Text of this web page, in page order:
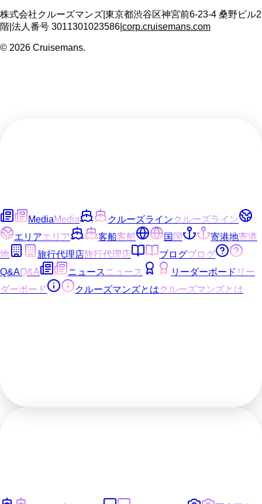
株式会社クルーズマンズ 東京都渋谷区神宮前6-23-4 桑野ビル2
階 法人番号 3011301023586 corp.cruisemans.com
© 2026 Cruisemans.
MediaMedia クルーズラインクルーズライン
エリアエリア 客船客船 国国 寄港地寄港
地
旅行代理店旅行代理店 ブログブログ
Q&AQ&A ニュース ニュース リーダーボード リー
ダーボード
クルーズマンズとはクルーズマンズとは